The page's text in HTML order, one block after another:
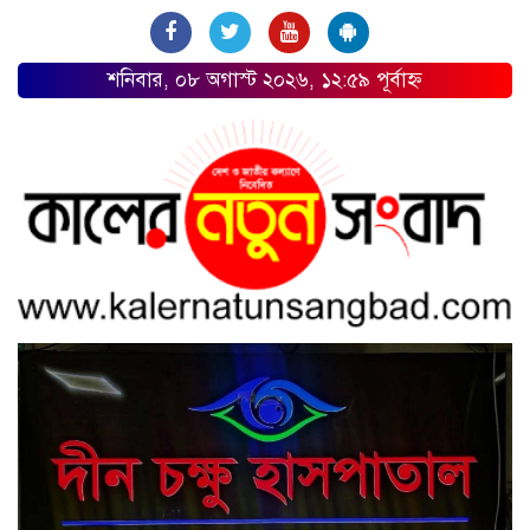
শনিবার, ০৮ অগাস্ট ২০২৬, ১২:৫৯ পূর্বাহ্ন